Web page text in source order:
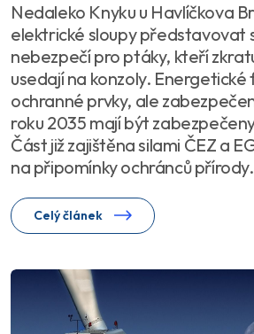
Nedaleko Knyku u Havlíčkova
elektrické sloupy představovat
nebezpečí pro ptáky, kteří
usedají na konzoly. Energetické
ochranné prvky, ale
roku 2035 mají být
Část již zajištěna silami ČEZ a
na připomínky ochránců přírody.
Celý článek